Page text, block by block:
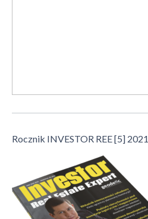
Rocznik INVESTOR REE [5] 2021